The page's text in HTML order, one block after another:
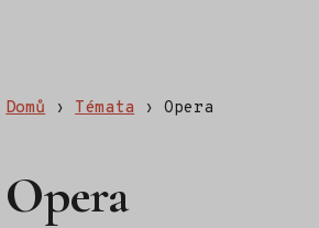
Domů›Témata›Opera
Opera